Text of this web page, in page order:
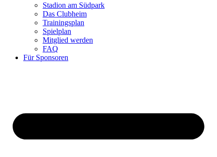
Stadion am Südpark
Das Clubheim
Trainingsplan
Spielplan
Mitglied werden
FAQ
Für Sponsoren